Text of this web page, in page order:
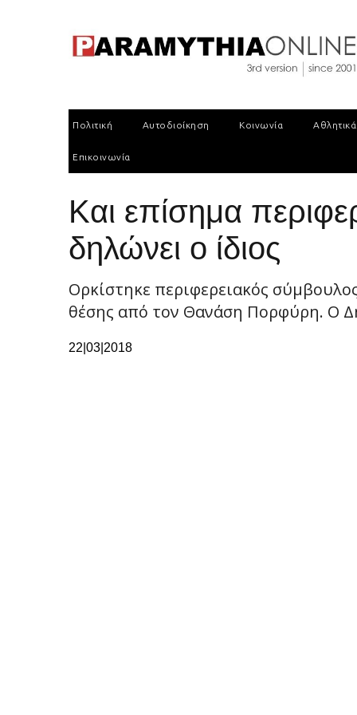
Πολιτική Αυτοδιοίκηση Κοινωνία Αθλητικά
Επικοινωνία
Και επίσημα
δηλώνει ο ίδιος
Ορκίστηκε περιφερειακός
θέσης από τον Θανάση Πορφύρη. Ο
22|03|2018